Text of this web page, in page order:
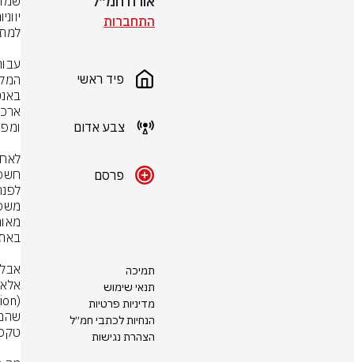
התחברות
פיד ראשי
צבע אדום
פרסם
תמיכה
תנאי שימוש
מדיניות פרטיות
הנחיות לכתבי חמ״ל
הצהרת נגישות